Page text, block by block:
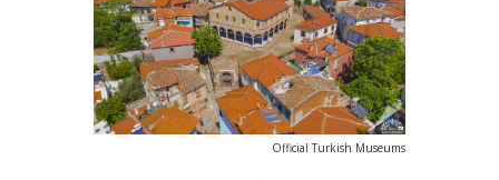
Official Turkish Museums